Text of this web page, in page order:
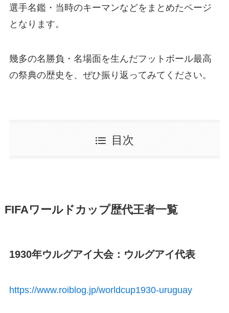
選手名鑑・当時のキーマンなどをまとめたページ
となります。
幾多の名勝負・名場面を生んだフットボール最高
の祭典の歴史を、ぜひ振り返ってみてください。
目次
FIFAワールドカップ歴代王者一覧
1930年ウルグアイ大会：ウルグアイ代表
https://www.roiblog.jp/worldcup1930-uruguay